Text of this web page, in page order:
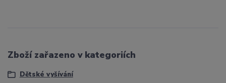
Zboží zařazeno v kategoriích
Dětské vyšívání